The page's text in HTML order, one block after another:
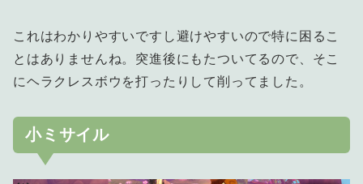
これはわかりやすいですし避けやすいので特に困るこ
とはありませんね。突進後にもたついてるので、そこ
にヘラクレスボウを打ったりして削ってました。
小ミサイル